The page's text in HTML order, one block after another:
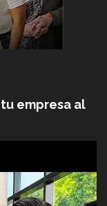
empresa al